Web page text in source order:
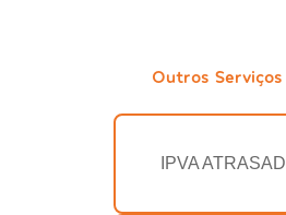
Outros Serviços
IPVA